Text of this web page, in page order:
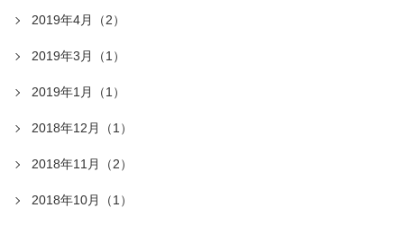
2019年4月（2）
2019年3月（1）
2019年1月（1）
2018年12月（1）
2018年11月（2）
2018年10月（1）